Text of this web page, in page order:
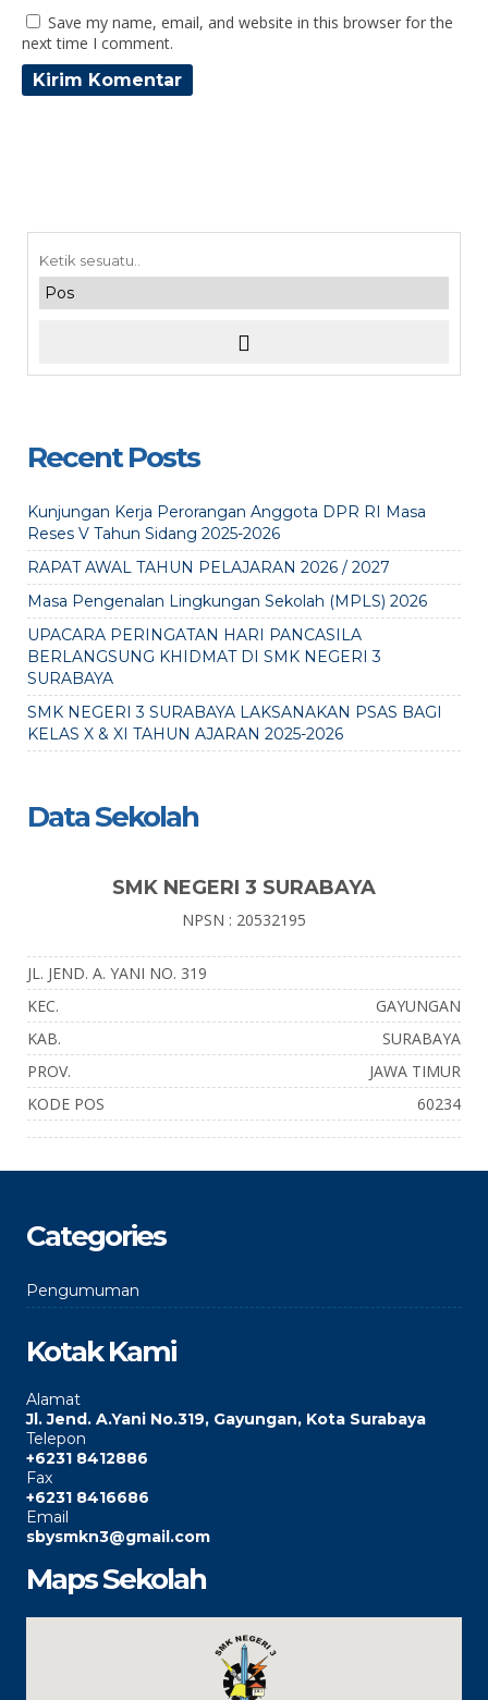
Save my name, email, and website in this browser for the
next time I comment.
Recent Posts
Kunjungan Kerja Perorangan Anggota DPR RI Masa
Reses V Tahun Sidang 2025-2026
RAPAT AWAL TAHUN PELAJARAN 2026 / 2027
Masa Pengenalan Lingkungan Sekolah (MPLS) 2026
UPACARA PERINGATAN HARI PANCASILA
BERLANGSUNG KHIDMAT DI SMK NEGERI 3
SURABAYA
SMK NEGERI 3 SURABAYA LAKSANAKAN PSAS BAGI
KELAS X & XI TAHUN AJARAN 2025-2026
Data Sekolah
SMK NEGERI 3 SURABAYA
NPSN : 20532195
JL. JEND. A. YANI NO. 319
KEC.
GAYUNGAN
KAB.
SURABAYA
PROV.
JAWA TIMUR
KODE POS
60234
Categories
Pengumuman
Kotak Kami
Alamat
Jl. Jend. A.Yani No.319, Gayungan, Kota Surabaya
Telepon
+6231 8412886
Fax
+6231 8416686
Email
sbysmkn3@gmail.com
Maps Sekolah